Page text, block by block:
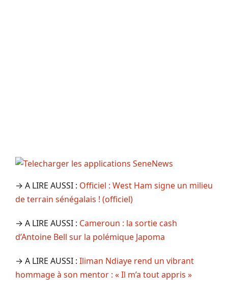
→ A LIRE AUSSI : Officiel : West Ham signe un milieu
de terrain sénégalais ! (officiel)
→ A LIRE AUSSI : Cameroun : la sortie cash
d’Antoine Bell sur la polémique Japoma
→ A LIRE AUSSI : Iliman Ndiaye rend un vibrant
hommage à son mentor : « Il m’a tout appris »